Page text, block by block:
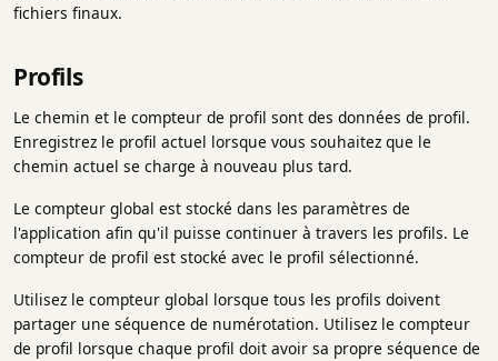
fichiers finaux.
Profils
Le chemin et le compteur de profil sont des données de profil.
Enregistrez le profil actuel lorsque vous souhaitez que le
chemin actuel se charge à nouveau plus tard.
Le compteur global est stocké dans les paramètres de
l'application afin qu'il puisse continuer à travers les profils. Le
compteur de profil est stocké avec le profil sélectionné.
Utilisez le compteur global lorsque tous les profils doivent
partager une séquence de numérotation. Utilisez le compteur
de profil lorsque chaque profil doit avoir sa propre séquence de